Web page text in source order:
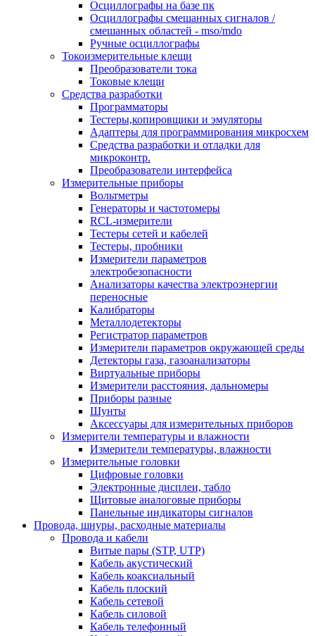
Осциллографы на базе пк
Осциллографы смешанных сигналов /
смешанных областей - mso/mdo
Ручные осциллографы
Токоизмерительные клещи
Преобразователи тока
Токовые клещи
Средства разработки
Программаторы
Тестеры,копировщики и эмуляторы
Адаптеры для программирования микросхем
Cредства разработки и отладки для
микроконтр.
Преобразователи интерфейса
Измерительные приборы
Вольтметры
Генераторы и частотомеры
RCL-измерители
Тестеры сетей и кабелей
Тестеры, пробники
Измерители параметров
электробезопасности
Анализаторы качества электроэнергии
переносные
Калибраторы
Металлодетекторы
Регистратор параметров
Измерители параметров окружающей среды
Детекторы газа, газоанализаторы
Виртуальные приборы
Измерители расстояния, дальномеры
Приборы разные
Шунты
Аксессуары для измерительных приборов
Измерители температуры и влажности
Измерители температуры, влажности
Измерительные головки
Цифровые головки
Электронные дисплеи, табло
Щитовые аналоговые приборы
Панельные индикаторы сигналов
Провода, шнуры, расходные материалы
Провода и кабели
Витые пары (STP, UTP)
Кабель акустический
Кабель коаксиальный
Кабель плоский
Кабель сетевой
Кабель силовой
Кабель телефонный